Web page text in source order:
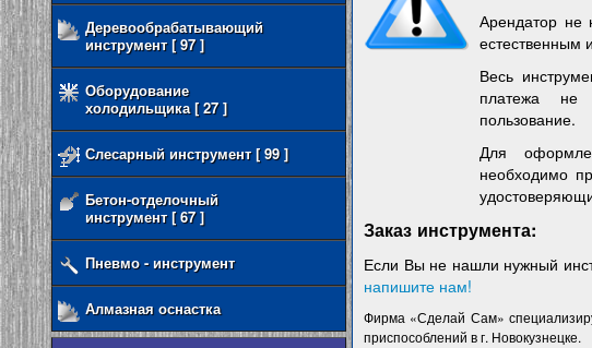
Деревообрабатывающий
инструмент [ 97 ]
Оборудование
холодильщика [ 27 ]
Слесарный инструмент [ 99 ]
Бетон-отделочный
инструмент [ 67 ]
Пневмо - инструмент
Алмазная оснастка
Арендатор не
естественным
Весь
платежа не
пользование.
Для
необходимо
Заказ инструмента:
Если Вы не нашли нужный
напишите нам!
Фирма «Сделай Сам»
приспособлений в г. Новокузнецке.